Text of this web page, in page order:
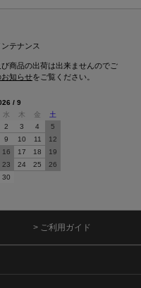
テナンス
商品の出荷は出来ませんのでご
知らせをご覧ください。
/ 9
水 木 金
土
2 3 4
5
9 10 11
12
16 17 18
19
23 24 25
26
30
> ご利用ガイド